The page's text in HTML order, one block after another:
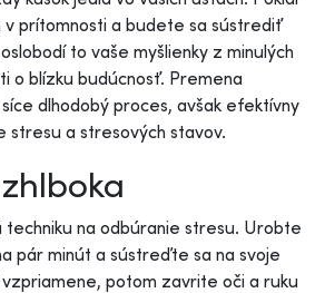
prítomnosti a budete sa sústrediť
to vaše myšlienky z minulých
o blízku budúcnosť. Premena
dlhodobý proces, avšak efektívny
stresu a stresových stavov.
na odbúranie stresu. Urobte
pár minút a sústreďte sa na svoje
potom zavrite oči a ruku